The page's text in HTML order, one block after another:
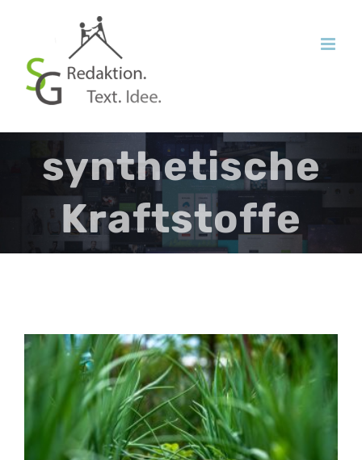
springen
synthetische
Kraftstoffe